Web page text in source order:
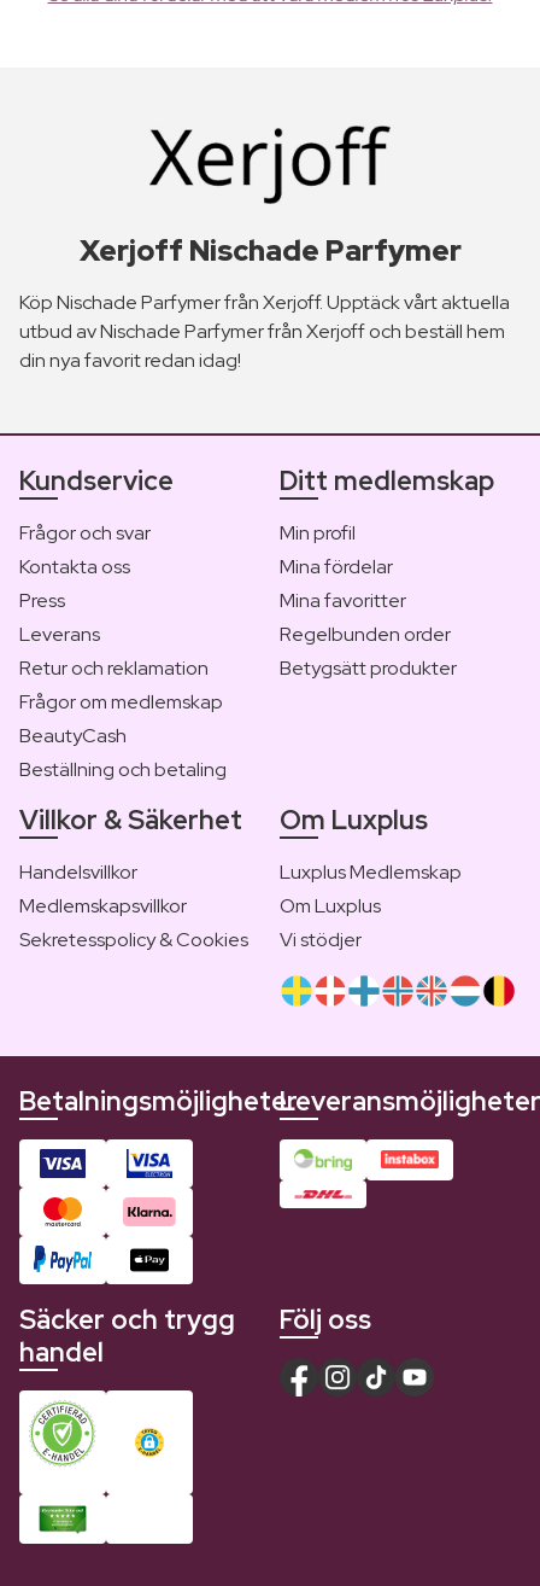
Xerjoff Nischade Parfymer
Köp Nischade Parfymer från Xerjoff. Upptäck vårt aktuella
utbud av Nischade Parfymer från Xerjoff och beställ hem
din nya favorit redan idag!
Kundservice
Frågor och svar
Kontakta oss
Press
Leverans
Retur och reklamation
Frågor om medlemskap
BeautyCash
Beställning och betaling
Ditt medlemskap
Min profil
Mina fördelar
Mina favoritter
Regelbunden order
Betygsätt produkter
Villkor & Säkerhet
Handelsvillkor
Medlemskapsvillkor
Sekretesspolicy & Cookies
Om Luxplus
Luxplus Medlemskap
Om Luxplus
Vi stödjer
BetalningsmöjligheterLeveransmöjligheter
Säcker och trygg
handel
Följ oss